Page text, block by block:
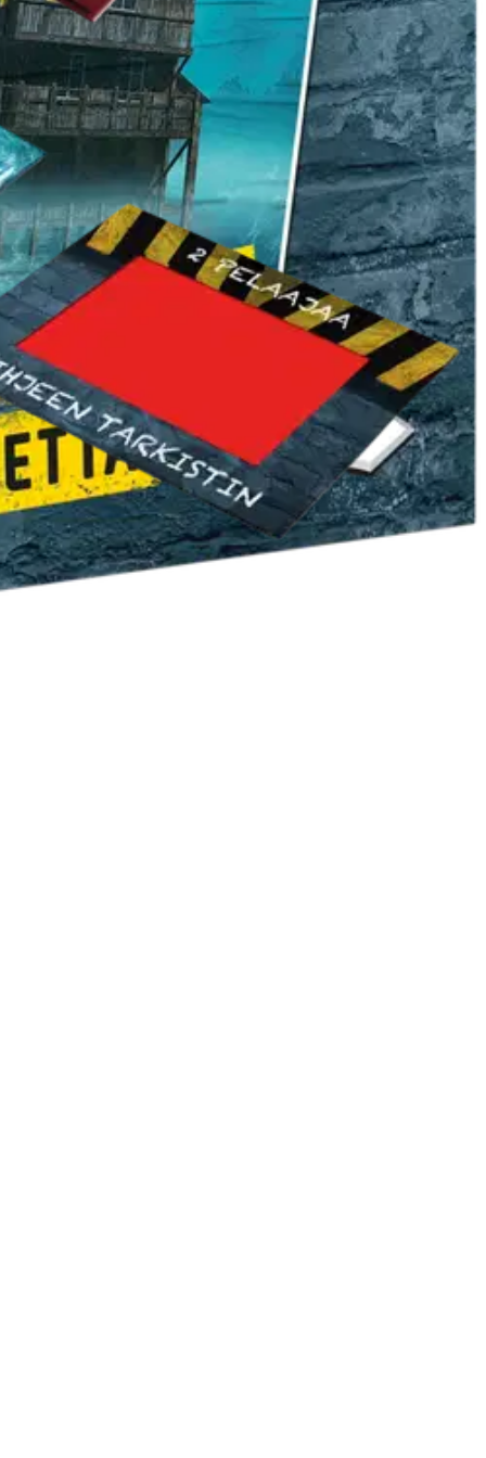
tarvitaan älypuhelimeen ladattu pelisovellus tai peruspelin